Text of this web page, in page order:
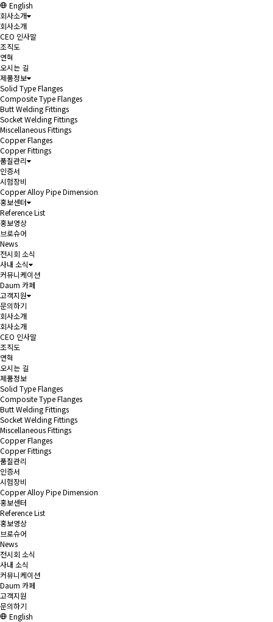
English
회사소개
회사소개
CEO 인사말
조직도
연혁
오시는 길
제품정보
Solid Type Flanges
Composite Type Flanges
Butt Welding Fittings
Socket Welding Fittings
Miscellaneous Fittings
Copper Flanges
Copper Fittings
품질관리
인증서
시험장비
Copper Alloy Pipe Dimension
홍보센터
Reference List
홍보영상
브로슈어
News
전시회 소식
사내 소식
커뮤니케이션
Daum 카페
고객지원
문의하기
회사소개
회사소개
CEO 인사말
조직도
연혁
오시는 길
제품정보
Solid Type Flanges
Composite Type Flanges
Butt Welding Fittings
Socket Welding Fittings
Miscellaneous Fittings
Copper Flanges
Copper Fittings
품질관리
인증서
시험장비
Copper Alloy Pipe Dimension
홍보센터
Reference List
홍보영상
브로슈어
News
전시회 소식
사내 소식
커뮤니케이션
Daum 카페
고객지원
문의하기
English